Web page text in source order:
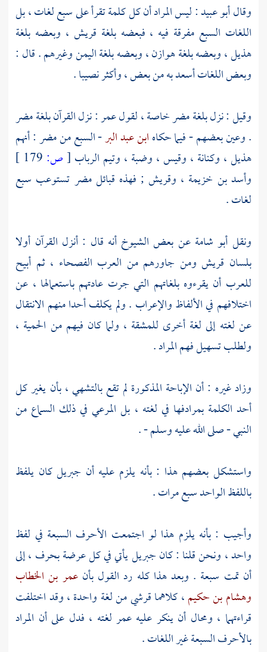
وقالأبو عبيد: ليس المراد أن كل كلمة تقرأ على سبع لغات ، بل
اللغات السبع مفرقة فيه ، فبعضه بلغة قريش ، وبعضه بلغة
هذيل، وبعضه بلغةهوازن، وبعضه بلغةاليمنوغيرهم . قال :
وبعض اللغات أسعد به من بعض ، وأكثر نصيبا .
وقيل : نزل بلغةمضرخاصة ، لقولعمر: نزل القرآن بلغةمضر
. وعين بعضهم - فيما حكاهابن عبد البر- السبع منمضر: أنهم
هذيل، وكنانة ، وقيس، وضبة ، وتيم الرباب [ص:
وأسد بن خزيمة ، وقريش ; فهذه قبائلمضر تستوعب سبع
لغات .
ونقل أبو شامةعن بعض الشيوخ أنه قال : أنزل القرآن أولا
بلسان قريش ومن جاورهم من العرب الفصحاء ، ثم أبيح
للعرب أن يقرءوه بلغاتهم التي جرت عادتهم باستعمالها ، عن
اختلافهم في الألفاظ والإعراب . ولم يكلف أحدا منهم الانتقال
عن لغته إلى لغة أخرى للمشقة ، ولما كان فيهم من الحمية ،
ولطلب تسهيل فهم المراد .
وزاد غيره : أن الإباحة المذكورة لم تقع بالتشهي ، بأن يغير كل
أحد الكلمة بمرادفها في لغته ، بل المرعي في ذلك السماع من
النبي - صلى الله عليه وسلم - .
واستشكل بعضهم هذا : بأنه يلزم عليه أن جبريلكان يلفظ
باللفظ الواحد سبع مرات .
وأجيب : بأنه يلزم هذا لو اجتمعت الأحرف السبعة في لفظ
واحد ، ونحن قلنا : كانجبريليأتي في كل عرضة بحرف ، إلى
أن تمت سبعة . وبعد هذا كله رد القول بأنعمر بن الخطاب
وهشام بن حكيم، كلاهما قرشي من لغة واحدة ، وقد اختلفت
قراءتهما ، ومحال أن ينكر عليه عمر لغته ، فدل على أن المراد
بالأحرف السبعة غير اللغات .